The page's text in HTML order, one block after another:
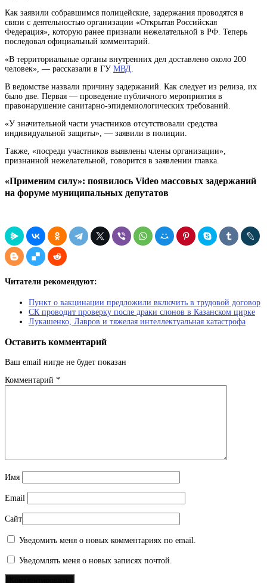
Как заявили собравшимся полицейские, задержания проводятся в
связи с деятельностью организации «Открытая Российская
Федерация», которую ранее признали нежелательной в РФ. Теперь
последовал официальный комментарий.
«В территориальные органы внутренних дел доставлено около 200
человек», — рассказали в ГУ МВД
В ведомстве назвали причину задержаний. Как следует из релиза, их
было две. Первая — проведение публичного мероприятия в
правонарушение санитарно-эпидемиологических требований.
«У значительной части участников отсутствовали средства
индивидуальной защиты», — заявили в полиции.
Также, «посреди участников выявлены члены организации»,
признанной нежелательной, говорится в заявлении главка.
«Применим силу»: появилось Video массовых задержаний
на форуме муниципальных депутатов
Читатели рекомендуют:
Пункт о вакцинации предложили включить в трудовой договор
СК проводит проверку после драки слонов в Казанском цирке
Лукашенко, Лавров и тяжелая интеллектуальная катастрофа
Оставить комментарий
Ваш email нигде не будет показан
Комментарий *
Имя
Email
Сайт
Уведомить меня о новых комментариях по email.
Уведомлять меня о новых записях почтой.